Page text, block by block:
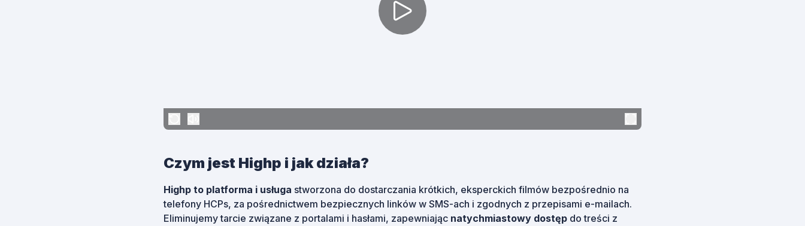
Czym jest Highp i jak działa?
Highp to platforma i usługa stworzona do dostarczania krótkich, eksperckich filmów bezpośrednio na
telefony HCPs, za pośrednictwem bezpiecznych linków w SMS-ach i zgodnych z przepisami e-mailach.
Eliminujemy tarcie związane z portalami i hasłami, zapewniając natychmiastowy dostęp do treści z